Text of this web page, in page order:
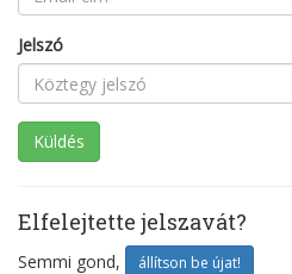
Jelszó
Elfelejtette jelszavát?
Semmi gond, állítson be újat!